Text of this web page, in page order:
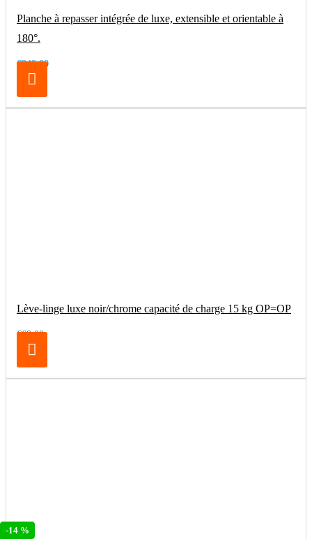
-14 %
Planche à repasser intégrée de luxe, extensible et orientable à
180°.
€249.00
Lève-linge luxe noir/chrome capacité de charge 15 kg OP=OP
€69.00